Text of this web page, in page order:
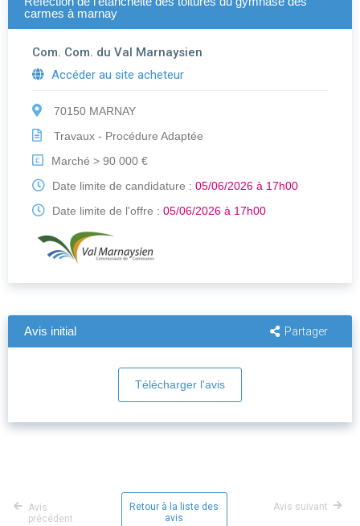
carmes à marnay
Com. Com. du Val Marnaysien
Accéder au site acheteur
70150 MARNAY
Travaux - Procédure Adaptée
€
Marché > 90 000 €
Date limite de candidature : 05/06/2026 à 17h00
Date limite de l'offre : 05/06/2026 à 17h00
Avis initial Partager
Télécharger l'avis
Avis
précédent
Retour à la liste des
avis
Avis suivant